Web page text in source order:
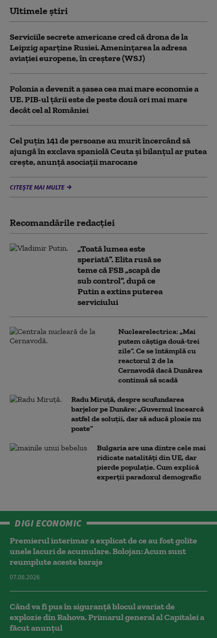
Ultimele știri
Serviciile secrete americane cred că drona de la
Leipzig aparține Rusiei. Amenințarea la adresa
aviației europene, în creștere (WSJ)
Polonia a devenit a șasea cea mai mare economie a
UE. PIB-ul țării este de peste două ori mai mare
decât cel al României
Cel puţin 141 de persoane au murit încercând să
ajungă în exclava spaniolă Ceuta şi bilanţul ar putea
creşte, anunță asociații marocane
CITEȘTE MAI MULTE
Recomandările redacţiei
„Toată lumea este
speriată”. Elita rusă se
teme că FSB „scapă de
sub control”, după ce
Putin a extins puterea
serviciului
Nuclearelectrica: „Mai
putem câștiga două-trei
zile”. Ce se întâmplă cu
reactorul 2 de la
Cernavodă dacă Dunărea
continuă să scadă
Radu Miruță, despre scufundarea
barjelor pe Dunăre: „Guvernul încearcă
astfel de soluții, dar să aducă ploaie nu
poate”
Bulgaria are una dintre cele mai
ridicate natalități din UE, dar
pierde populație. Cum explică
experții paradoxul demografic
DIGI ECONOMIC
Premierul interimar a explicat de ce au fost golite
unele lacuri de acumulare. Bolojan: Acum sunt
reumplute aceste baraje
07.08.2026
Când va fi pus în siguranță blocul avariat de
explozie din Rahova. Primarul general al Capitalei a
făcut anunțul